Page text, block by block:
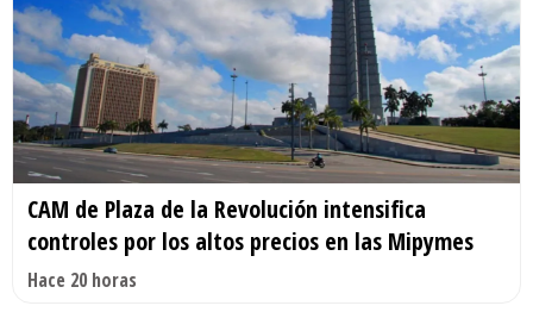
CAM de Plaza de la Revolución intensifica
controles por los altos precios en las Mipymes
Hace 20 horas